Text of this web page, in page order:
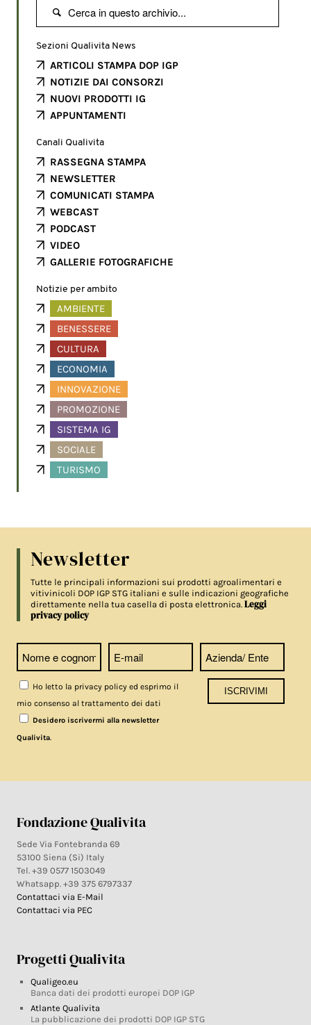

Sezioni Qualivita News
ARTICOLI STAMPA DOP IGP
NOTIZIE DAI CONSORZI
NUOVI PRODOTTI IG
APPUNTAMENTI
Canali Qualivita
RASSEGNA STAMPA
NEWSLETTER
COMUNICATI STAMPA
WEBCAST
PODCAST
VIDEO
GALLERIE FOTOGRAFICHE
Notizie per ambito
AMBIENTE
BENESSERE
CULTURA
ECONOMIA
INNOVAZIONE
PROMOZIONE
SISTEMA IG
SOCIALE
TURISMO
Newsletter
Tutte le principali informazioni sui prodotti agroalimentari e
vitivinicoli DOP IGP STG italiani e sulle indicazioni geografiche
direttamente nella tua casella di posta elettronica.Leggi
privacy policy
Ho letto la privacy policy ed esprimo il
mio consenso al trattamento dei dati
Desidero iscrivermi alla newsletter
Qualivita.
Fondazione Qualivita
Sede Via Fontebranda 69
53100 Siena (Si) Italy
Tel. +39 0577 1503049
Whatsapp. +39 375 6797337
Contattaci via E-Mail
Contattaci via PEC
Progetti Qualivita
Qualigeo.eu
Banca dati dei prodotti europei DOP IGP
Atlante Qualivita
La pubblicazione dei prodotti DOP IGP STG